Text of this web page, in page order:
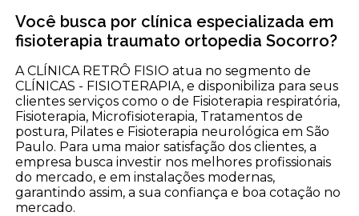
Você busca por clínica especializada em
fisioterapia traumato ortopedia Socorro?
A CLÍNICA RETRÔ FISIO atua no segmento de
CLÍNICAS - FISIOTERAPIA, e disponibiliza para seus
clientes serviços como o de Fisioterapia respiratória,
Fisioterapia, Microfisioterapia, Tratamentos de
postura, Pilates e Fisioterapia neurológica em São
Paulo. Para uma maior satisfação dos clientes, a
empresa busca investir nos melhores profissionais
do mercado, e em instalações modernas,
garantindo assim, a sua confiança e boa cotação no
mercado.